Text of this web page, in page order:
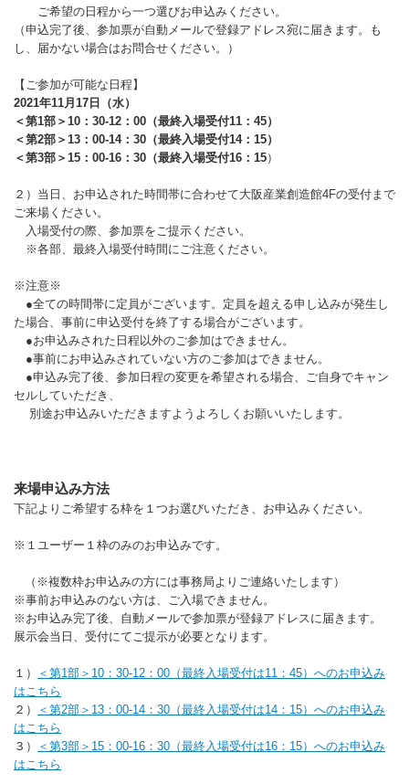
ご希望の日程から一つ選びお申込みください。
（申込完了後、参加票が自動メールで登録アドレス宛に届きます。も
し、届かない場合はお問合せください。）
【ご参加が可能な日程】
2021年11月17日（水）
＜第1部＞10：30-12：00（最終入場受付11：45）
＜第2部＞13：00-14：30（最終入場受付14：15）
＜第3部＞15：00-16：30（最終入場受付16：15）
２）当日、お申込された時間帯に合わせて大阪産業創造館4Fの受付まで
ご来場ください。
入場受付の際、参加票をご提示ください。
※各部、最終入場受付時間にご注意ください。
※注意※
●全ての時間帯に定員がございます。定員を超える申し込みが発生し
た場合、事前に申込受付を終了する場合がございます。
●お申込みされた日程以外のご参加はできません。
●事前にお申込みされていない方のご参加はできません。
●申込み完了後、参加日程の変更を希望される場合、ご自身でキャン
セルしていただき、
別途お申込みいただきますようよろしくお願いいたします。
来場申込み方法
下記よりご希望する枠を１つお選びいただき、お申込みください。
※１ユーザー１枠のみのお申込みです。
（※複数枠お申込みの方には事務局よりご連絡いたします）
※事前お申込みのない方は、ご入場できません。
※お申込み完了後、自動メールで参加票が登録アドレスに届きます。
展示会当日、受付にてご提示が必要となります。
１）
＜第1部＞10：30-12：00（最終入場受付は11：45）へのお申込み
はこちら
２）
＜第2部＞13：00-14：30（最終入場受付は14：15）へのお申込み
はこちら
３）
＜第3部＞15：00-16：30（最終入場受付は16：15）へのお申込み
はこちら